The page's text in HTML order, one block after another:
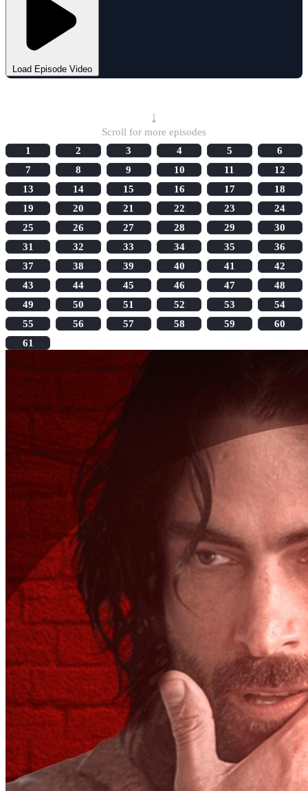
Load Episode Video
↓
Scroll for more episodes
1
2 3 4 5
6
7
8 9 10 11
12
13
14 15 16 17
18
19
20 21 22 23
24
25
26 27 28 29
30
31
32 33 34 35
36
37
38 39 40 41
42
43
44 45 46 47
48
49
50 51 52 53
54
55
56 57 58 59
60
61